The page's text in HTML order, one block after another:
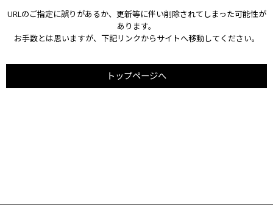
URLのご指定に誤りがあるか、更新等に伴い削除されてしまった可能性が
あります。
お手数とは思いますが、下記リンクからサイトへ移動してください。
トップページへ